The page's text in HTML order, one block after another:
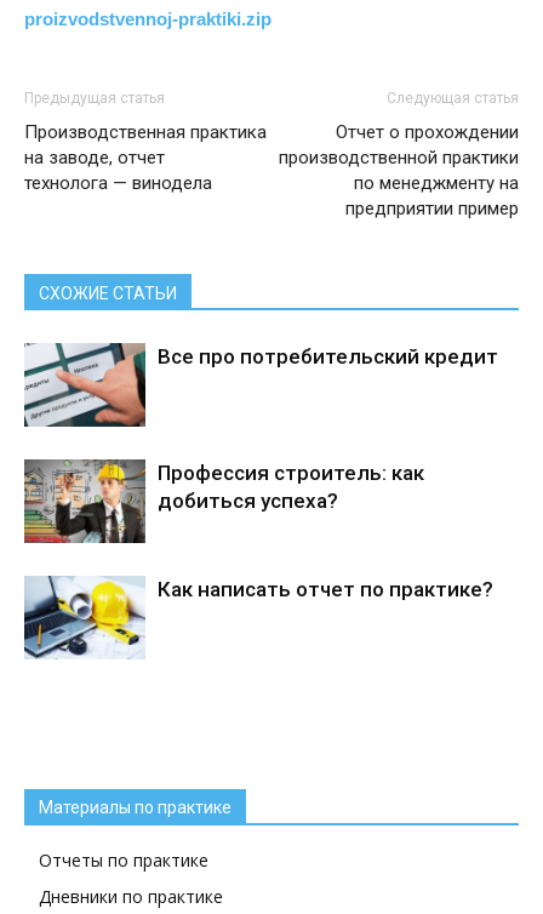
proizvodstvennoj-praktiki.zip
Предыдущая статья
Производственная практика
на заводе, отчет
технолога — винодела
Следующая статья
Отчет о прохождении
производственной практики
по менеджменту на
предприятии пример
СХОЖИЕ СТАТЬИ
Все про потребительский кредит
Профессия строитель: как
добиться успеха?
Как написать отчет по практике?
Материалы по практике
Отчеты по практике
Дневники по практике